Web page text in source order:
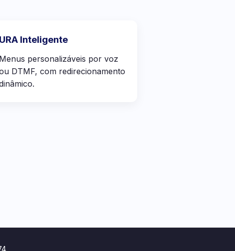
URA Inteligente
Menus personalizáveis por voz
DTMF, com redirecionamento